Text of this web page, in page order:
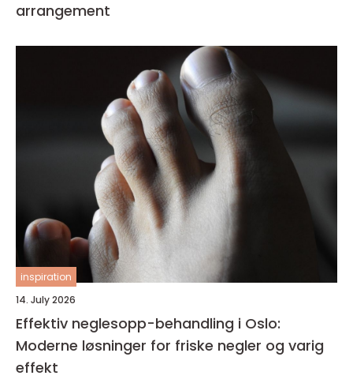
arrangement
inspiration
14. July 2026
Effektiv neglesopp-behandling i Oslo:
Moderne løsninger for friske negler og varig
effekt